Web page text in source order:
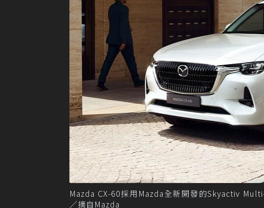
Mazda CX-60採用Mazda全新開發的Skyactiv
／摘自Mazda